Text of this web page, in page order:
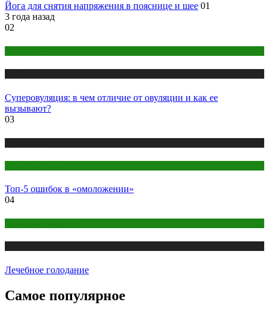
Йога для снятия напряжения в пояснице и шее 01
3 года назад
02
Суперовуляция: в чем отличие от овуляции и как ее
вызывают?
03
Топ-5 ошибок в «омоложении»
04
Лечебное голодание
Самое популярное